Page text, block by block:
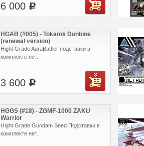
6 000 c
HGAB (#005) - Tokamk Dunbine
(renewal version)
Hight Grade AuraBattler подставки в
комплекте нет.
3 600 c
HGGS (#18) - ZGMF-1000 ZAKU
Warrior
Hight Grade Gundam Seed Подставки в
комплекте нет.